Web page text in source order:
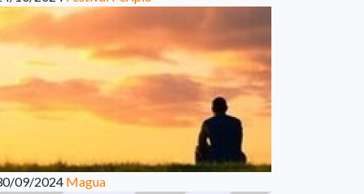
09/2024 Magua